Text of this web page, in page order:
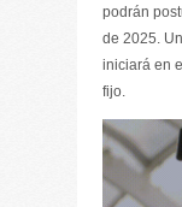
podrán
de 2025.
iniciará en
fijo.